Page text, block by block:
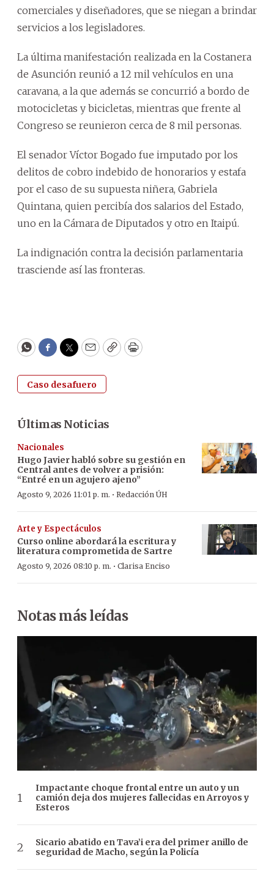
comerciales y diseñadores, que se niegan a brindar
servicios a los legisladores.
La última manifestación realizada en la Costanera
de Asunción reunió a 12 mil vehículos en una
caravana, a la que además se concurrió a bordo de
motocicletas y bicicletas, mientras que frente al
Congreso se reunieron cerca de 8 mil personas.
El senador Víctor Bogado fue imputado por los
delitos de cobro indebido de honorarios y estafa
por el caso de su supuesta niñera, Gabriela
Quintana, quien percibía dos salarios del Estado,
uno en la Cámara de Diputados y otro en Itaipú.
La indignación contra la decisión parlamentaria
trasciende así las fronteras.
WhatsApp
Facebook
Twitter
EmailCopyPrint
Caso desafuero
Últimas Noticias
Nacionales
Hugo Javier habló sobre su gestión en
Central antes de volver a prisión:
“Entré en un agujero ajeno”
Agosto 9, 2026 11:01 p. m. · Redacción ÚH
Arte y Espectáculos
Curso online abordará la escritura y
literatura comprometida de Sartre
Agosto 9, 2026 08:10 p. m. · Clarisa Enciso
Notas más leídas
Impactante choque frontal entre un auto y un
camión deja dos mujeres fallecidas en Arroyos y
Esteros
Sicario abatido en Tava’i era del primer anillo de
seguridad de Macho, según la Policía